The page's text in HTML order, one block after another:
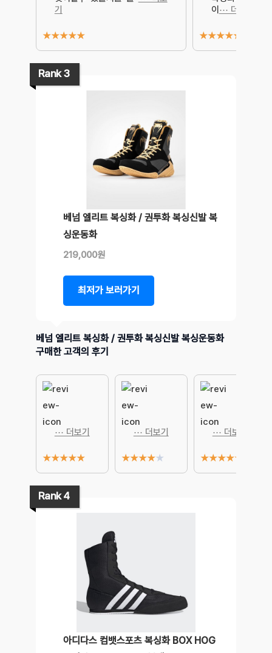
기
★★★★★
이 ⋯ 더보기
★★★★★
Rank 3
베넘 엘리트 복싱화 / 권투화 복싱신발 복
싱운동화
219,000원
최저가 보러가기
베넘 엘리트 복싱화 / 권투화 복싱신발 복싱운동화
구매한 고객의 후기
⋯ 더보기
★★★★★
⋯ 더보기
★★★★★
⋯ 더보기
★★★★★
Rank 4
아디다스 컴뱃스포츠 복싱화 BOX HOG